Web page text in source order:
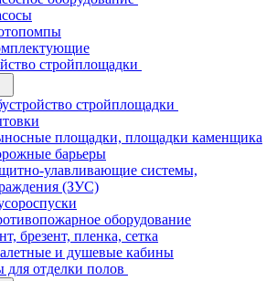
стройплощадки
стройплощадки
площадки, площадки каменщика
барьеры
улавливающие системы,
(ЗУС)
оборудование
брезент, пленка, сетка
и душевые кабины
отделки полов